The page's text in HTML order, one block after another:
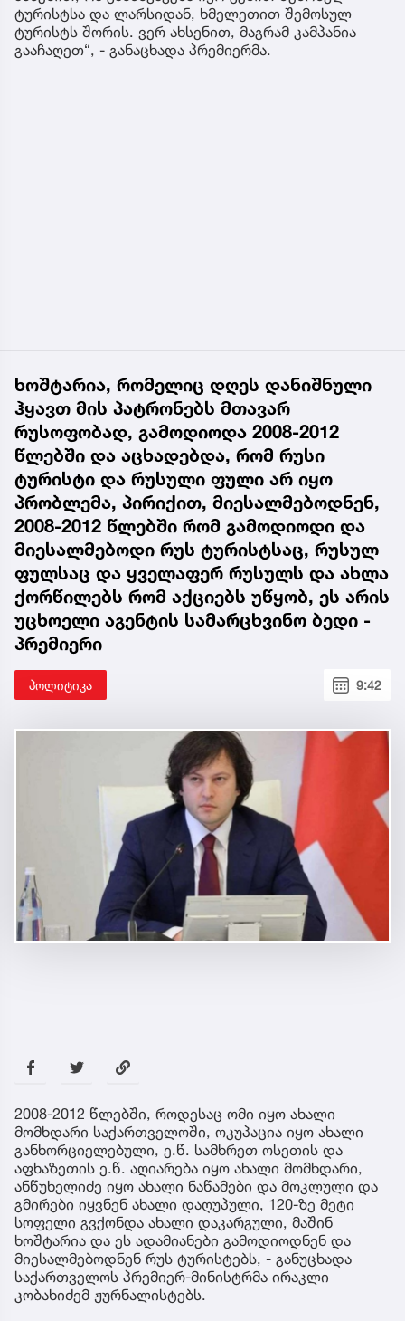
ტურისტსა და ლარსიდან, ხმელეთით შემოსულ
ტურისტს შორის. ვერ ახსენით, მაგრამ კამპანია
გააჩაღეთ“, - განაცხადა პრემიერმა.
ხოშტარია, რომელიც დღეს დანიშნული
ჰყავთ მის პატრონებს მთავარ
რუსოფობად, გამოდიოდა 2008-2012
წლებში და აცხადებდა, რომ რუსი
ტურისტი და რუსული ფული არ იყო
პრობლემა, პირიქით, მიესალმებოდნენ,
2008-2012 წლებში რომ გამოდიოდი და
მიესალმებოდი რუს ტურისტსაც, რუსულ
ფულსაც და ყველაფერ რუსულს და ახლა
ქორწილებს რომ აქციებს უწყობ, ეს არის
უცხოელი აგენტის სამარცხვინო ბედი -
პრემიერი
პოლიტიკა 9:42
2008-2012 წლებში, როდესაც ომი იყო ახალი
მომხდარი საქართველოში, ოკუპაცია იყო ახალი
განხორციელებული, ე.წ. სამხრეთ ოსეთის და
აფხაზეთის ე.წ. აღიარება იყო ახალი მომხდარი,
ანწუხელიძე იყო ახალი ნაწამები და მოკლული და
გმირები იყვნენ ახალი დაღუპული, 120-ზე მეტი
სოფელი გვქონდა ახალი დაკარგული, მაშინ
ხოშტარია და ეს ადამიანები გამოდიოდნენ და
მიესალმებოდნენ რუს ტურისტებს, - განუცხადა
საქართველოს პრემიერ-მინისტრმა ირაკლი
კობახიძემ ჟურნალისტებს.